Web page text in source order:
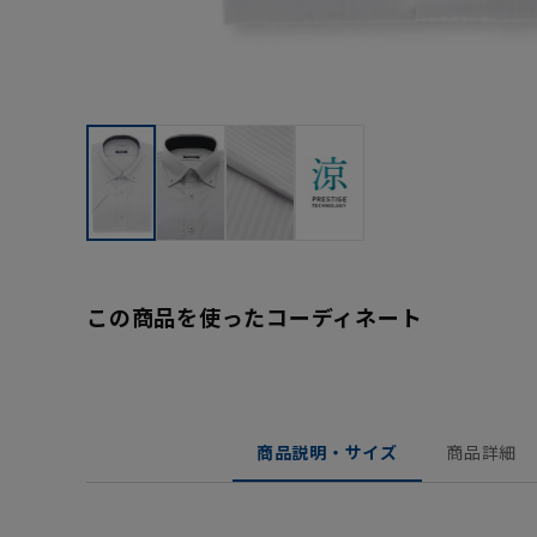
この商品を使ったコーディネート
商品説明・サイズ 商品詳細